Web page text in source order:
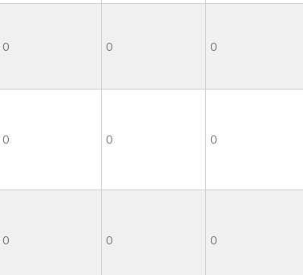
0 0 0
0 0 0
0 0 0